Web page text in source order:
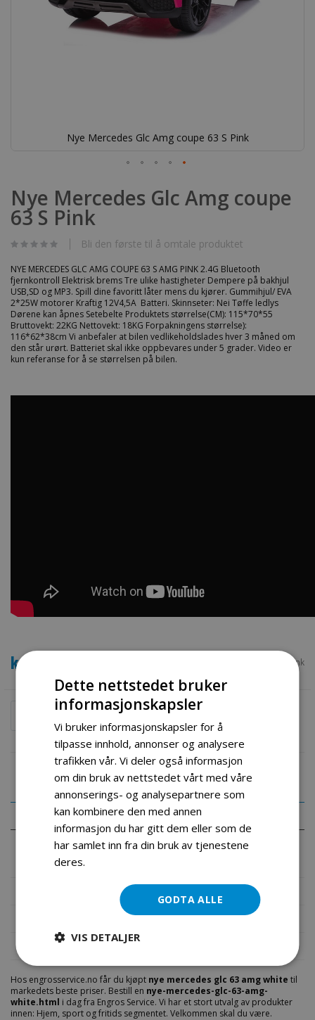
Nye Mercedes Glc Amg coupe 63 S Pink
til
begynnelsen
av
bildegalleri
Nye Mercedes Glc Amg coupe
63 S Pink
Bli den første til å omtale produktet
NYE MERCEDES GLC AMG COUPE 63 S AMG PINK 2.4G Bluetooth
fjernkontroll Elektrisk brems Tre ulike hastigheter Dempere på bakhjul
USB,SD og MP3. Spill dine favoritt låter mens du kjører. Gummihjul/ EVA
2*25W motorer Kraftig 12V4,5A Batteri. Skinnseter: Nei Tøffe ledlys
Dørene kan åpnes Setebelte Produktets størrelse(CM): 115*70*55
Bruttovekt: 22KG Nettovekt: 18KG Forpakningens størrelse):
116*62*38cm Vi anbefaler at bilen vedlikeholdslades hver 3 måned om
den står urørt. Batteriet skal ikke oppbevares under 5 grader. Video er
kun referanse for å se størrelsen på bilen.
kr 2 990,00 Glc Pink
Legg i handlekurv
Detaljer
NYE MERCEDES GLC AMG COUPE 63 S AMG PINK
Fil vedlegg
Hos engrosservice.no får du kjøpt nye mercedes glc 63 amg white til
markedets beste priser. Bestill en nye-mercedes-glc-63-amg-
white.html i dag fra Engros Service. Vi har et stort utvalg av produkter
innen: Hjem, sport og fritids segmentet. Velkommen skal du være.
Dette nettstedet bruker
informasjonskapsler
Vi bruker informasjonskapsler for å
tilpasse innhold, annonser og analysere
trafikken vår. Vi deler også informasjon
om din bruk av nettstedet vårt med våre
annonserings- og analysepartnere som
kan kombinere den med annen
informasjon du har gitt dem eller som de
har samlet inn fra din bruk av tjenestene
deres.
GODTA ALLE
VIS DETALJER